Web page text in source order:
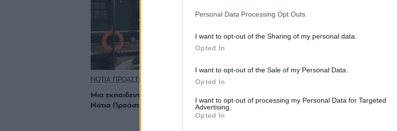
Personal Data Processing Opt Outs
I want to opt-out of the Sharing of my personal data.
Opted In
I want to opt-out of the Sale of my Personal Data.
Opted In
I want to opt-out of processing my Personal Data for Targeted
Advertising.
Opted In
ΝΟΤΙΑ ΠΡΟΑΣΤΙΑ
Μια εκπαιδευτική βόλτα με το παιδί στα
Νότια Προάστια
premium γυμναστήριο για personal, pilates